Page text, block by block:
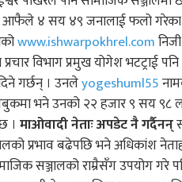
आफैले ४ सय ४९ जनालाई फलो
www.ishwarpokhrel.com
विभाग प्रमुख योगेश भटट्राई
गर्छन् । उनलेyogeshuml55
भने उनको २२ हजार ९ सय ९८
। माओवादी नेताः अपडेट नै गर्दैनन्
प्रभाव बढेपछि भने अधिकांश
सञ्जालको राम्रैसँग उपयोग